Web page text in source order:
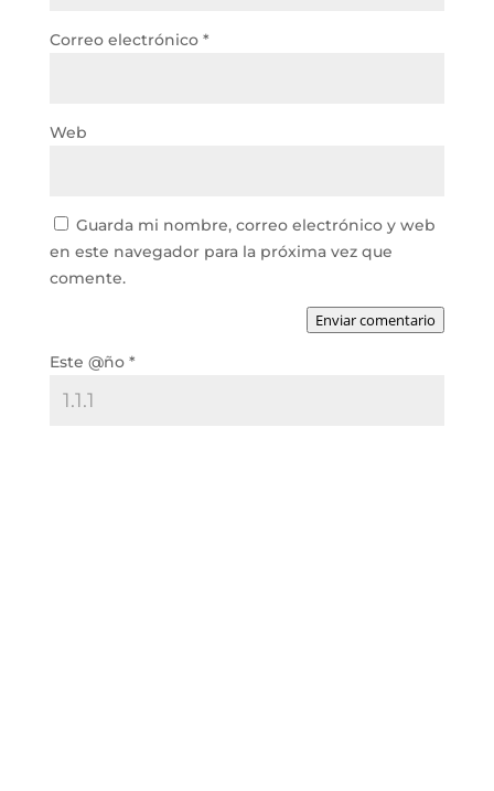
Correo electrónico *
Web
Guarda mi nombre, correo electrónico y web
en este navegador para la próxima vez que
comente.
Enviar comentario
Este @ño *